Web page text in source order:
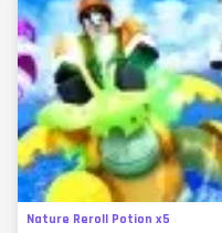
Nature Reroll Potion x5